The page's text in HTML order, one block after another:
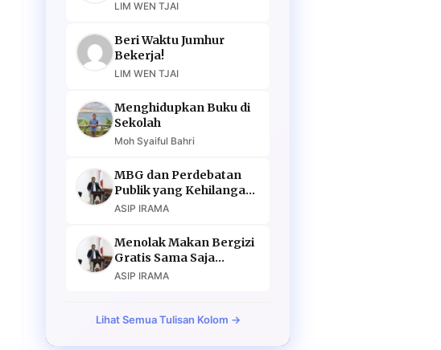
Murahan
LIM WEN TJAI
Beri Waktu Jumhur
Bekerja!
LIM WEN TJAI
Menghidupkan Buku di
Sekolah
Moh Syaiful Bahri
MBG dan Perdebatan
Publik yang Kehilangan
Argumen
ASIP IRAMA
Menolak Makan Bergizi
Gratis Sama Saja
Menolak Masa Depan
ASIP IRAMA
Lihat Semua Tulisan Kolom →